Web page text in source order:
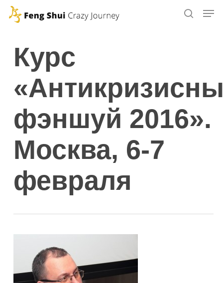
Skip
contentКурс
фэншуй 2016».
Москва, 6-7
февраля